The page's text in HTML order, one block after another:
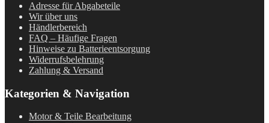
Adresse für Abgabeteile
Wir über uns
Händlerbereich
FAQ – Häufige Fragen
Hinweise zu Batterieentsorgung
Widerrufsbelehrung
Zahlung & Versand
Kategorien & Navigation
Motor & Teile Bearbeitung